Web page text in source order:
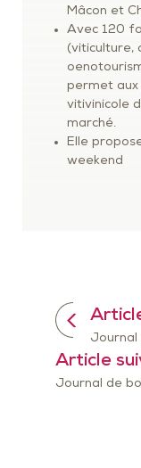
Mâcon et
Avec 120
(viticulture,
permet aux
vitivinicole
marché.
Elle
weekend
Journal
Article
Journal de